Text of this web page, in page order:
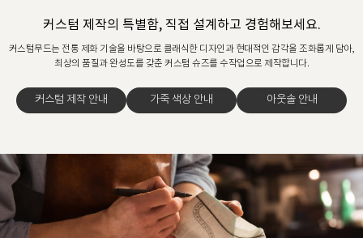
커스텀 제작의 특별함, 직접 설계하고 경험해보세요.
커스텀무드는 전통 제화 기술을 바탕으로 클래식한 디자인과 현대적인 감각을 조화롭게 담아,
최상의 품질과 완성도를 갖춘 커스텀 슈즈를 수작업으로 제작합니다.
커스텀 제작 안내 가죽 색상 안내 아웃솔 안내